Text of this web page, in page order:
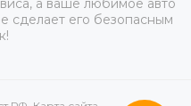
а ваше любимое авто
сделает его безопасным